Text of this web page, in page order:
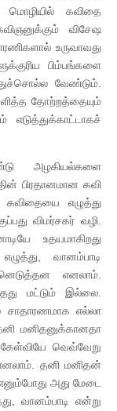
மொழியில் கவிதை
விசேஷ
உருவாவது
பிம்பங்களை
வேண்டும்.
தோற்றத்தையும்
அழகியல்களை
பிரதானமான கவி
கவிதையை எழுத்து
விமர்சகர் வழி.
உதயமாகிறது
வானம்பாடி
எனலாம்.
மட்டும் இல்லை.
சாதாரணமாக எல்லா
மனிதனுக்கானதா
வெவ்வேறு
எனலாம். தனி மனிதன்
அது மேடை
வானம்பாடி என்று